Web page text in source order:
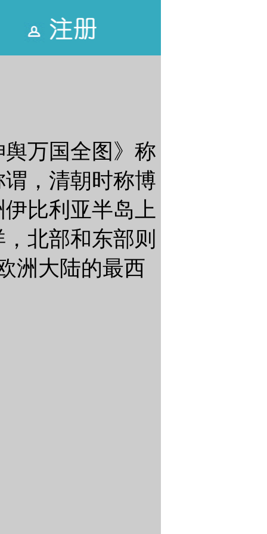
万国全图》称
，清朝时称博
比利亚半岛上
北部和东部则
洲大陆的最西